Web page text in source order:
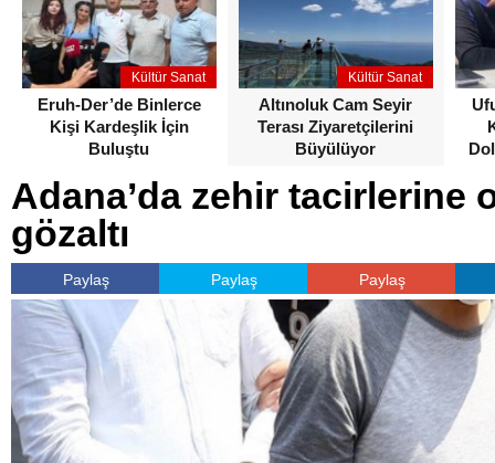
Kültür Sanat
Eruh-Der’de Binlerce
Kişi Kardeşlik İçin
Buluştu
Kültür Sanat
Altınoluk Cam Seyir
Terası Ziyaretçilerini
Büyülüyor
Adana’da zehir tacirlerine
gözaltı
Paylaş Paylaş Paylaş